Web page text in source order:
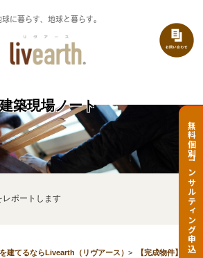
球に暮らす、地球と暮らす。
無料個別コンサルティング申込
建築現場ノート
レポートします
建てるならLivearth（リヴアース）>
【完成物件】